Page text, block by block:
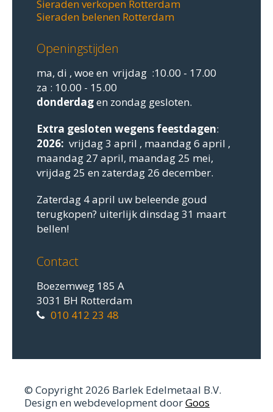
Sieraden verkopen Rotterdam
Sieraden belenen Rotterdam
Openingstijden
ma, di , woe en vrijdag :10.00 - 17.00
za : 10.00 - 15.00
donderdagen zondag gesloten.
Extra gesloten wegens feestdagen:
2026: vrijdag 3 april , maandag 6 april ,
maandag 27 april, maandag 25 mei,
vrijdag 25 en zaterdag 26 december.
Zaterdag 4 april uw beleende goud
terugkopen? uiterlijk dinsdag 31 maart
bellen!
Contact
Boezemweg 185 A
3031 BH Rotterdam
010 412 23 48
© Copyright 2026 Barlek Edelmetaal B.V.
Design en webdevelopment doorGoos